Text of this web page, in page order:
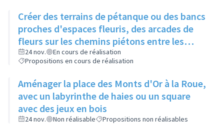
Créer des terrains de pétanque ou des bancs
proches d'espaces fleuris, des arcades de
fleurs sur les chemins piétons entre les
immeubles
24 nov.
En cours de réalisation
Propositions en cours de réalisation
Aménager la place des Monts d'Or à la Roue,
avec un labyrinthe de haies ou un square
avec des jeux en bois
24 nov. Non réalisable Propositions non réalisables